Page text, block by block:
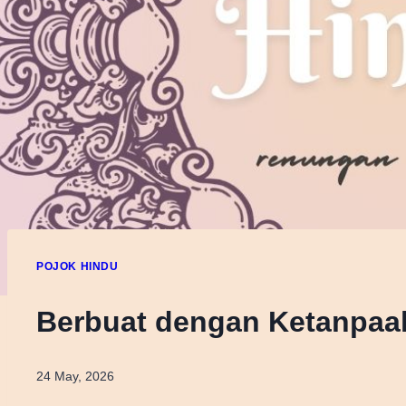
POJOK HINDU
Berbuat dengan
24 May, 2026